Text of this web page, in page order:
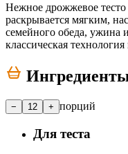
Нежное дрожжевое
раскрывается мягким,
семейного обеда, ужина
классическая
− 12 + порций
Для теста